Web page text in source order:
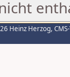
Heinz Herzog,